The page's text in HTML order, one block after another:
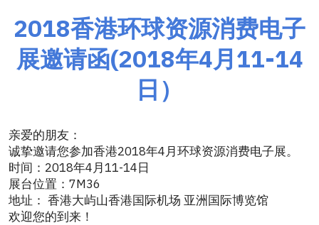
2018香港环球资源消费电子
展邀请函(2018年4月11-14
日）
亲爱的朋友：
诚挚邀请您参加香港2018年4月环球资源消费电子展。
时间：2018年4月11-14日
展台位置：7M36
地址： 香港大屿山香港国际机场 亚洲国际博览馆
欢迎您的到来！